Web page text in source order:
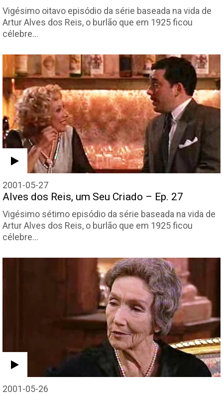
Vigésimo oitavo episódio da série baseada na vida de
Artur Alves dos Reis, o burlão que em 1925 ficou
célebre…
2001-05-27
Alves dos Reis, um Seu Criado – Ep. 27
Vigésimo sétimo episódio da série baseada na vida de
Artur Alves dos Reis, o burlão que em 1925 ficou
célebre…
2001-05-26